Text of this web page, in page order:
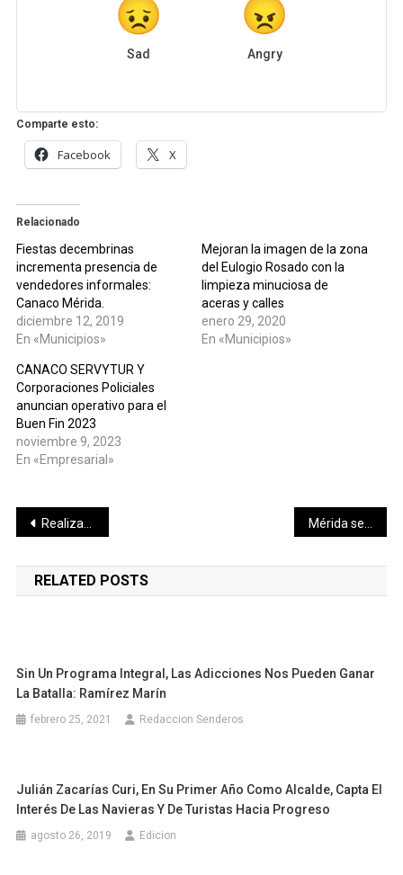
Sad Angry
Comparte esto:
Facebook X
Relacionado
Fiestas decembrinas
incrementa presencia de
vendedores informales:
Canaco Mérida.
diciembre 12, 2019
En «Municipios»
Mejoran la imagen de la zona
del Eulogio Rosado con la
limpieza minuciosa de
aceras y calles
enero 29, 2020
En «Municipios»
CANACO SERVYTUR Y
Corporaciones Policiales
anuncian operativo para el
Buen Fin 2023
noviembre 9, 2023
En «Empresarial»
Navegación
de
entradas
Realizan operativo para liberar de puestos ambulantes varias calles del Centro Histórico
RELATED POSTS
Sin Un Programa Integral, Las Adicciones Nos Pueden Ganar
La Batalla: Ramírez Marín
febrero 25, 2021 Redaccion Senderos
Julián Zacarías Curi, En Su Primer Año Como Alcalde, Capta El
Interés De Las Navieras Y De Turistas Hacia Progreso
agosto 26, 2019 Edicion